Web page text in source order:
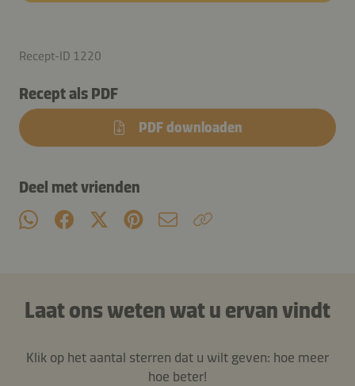
Recept-ID 1220
Recept als PDF
PDF downloaden
Deel met vrienden
Laat ons weten wat u ervan vindt
Klik op het aantal sterren dat u wilt geven: hoe meer
hoe beter!